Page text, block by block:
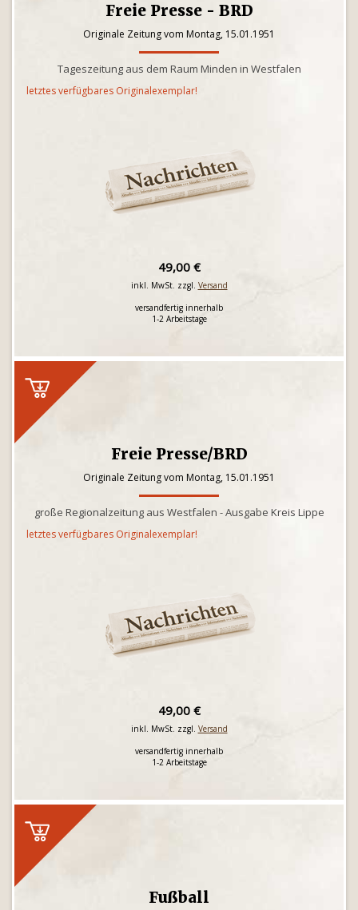
Freie Presse - BRD
Originale Zeitung vom Montag, 15.01.1951
Tageszeitung aus dem Raum Minden in Westfalen
letztes verfügbares Originalexemplar!
49,00 €
inkl. MwSt. zzgl. Versand
versandfertig innerhalb
1-2 Arbeitstage
Freie Presse/BRD
Originale Zeitung vom Montag, 15.01.1951
große Regionalzeitung aus Westfalen - Ausgabe Kreis Lippe
letztes verfügbares Originalexemplar!
49,00 €
inkl. MwSt. zzgl. Versand
versandfertig innerhalb
1-2 Arbeitstage
Fußball